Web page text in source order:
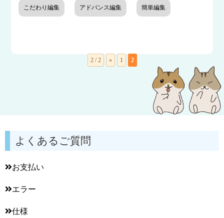
こだわり編集 アドバンス編集 簡単編集
2 / 2 « 1 2
よくあるご質問
お支払い
エラー
仕様